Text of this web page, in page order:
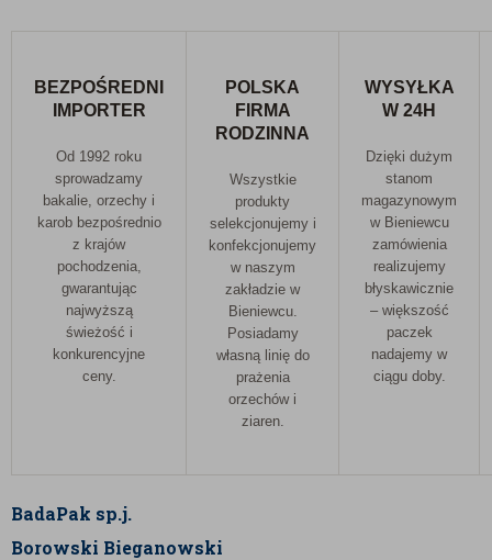
BEZPOŚREDNI
IMPORTER
Od 1992 roku
sprowadzamy
bakalie, orzechy i
karob bezpośrednio
z krajów
pochodzenia,
gwarantując
najwyższą
świeżość i
konkurencyjne
ceny.
POLSKA
FIRMA
RODZINNA
Wszystkie
produkty
selekcjonujemy i
konfekcjonujemy
w naszym
zakładzie w
Bieniewcu.
Posiadamy
własną linię do
prażenia
orzechów i
ziaren.
WYSYŁKA
W 24H
Dzięki dużym
stanom
magazynowym
w Bieniewcu
zamówienia
realizujemy
błyskawicznie
– większość
paczek
nadajemy w
ciągu doby.
BadaPak sp.j.
Borowski Bieganowski